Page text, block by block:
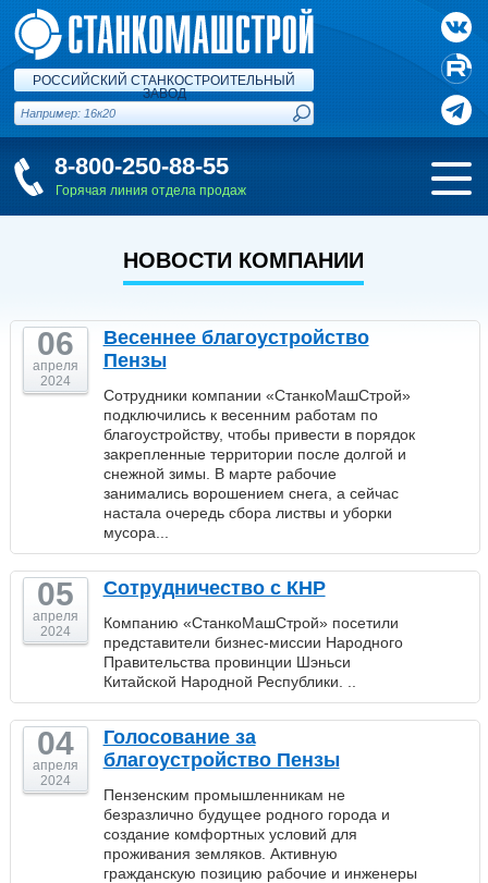
РОССИЙСКИЙ СТАНКОСТРОИТЕЛЬНЫЙ
ЗАВОД
8-800-250-88-55
Горячая линия отдела продаж
НОВОСТИ КОМПАНИИ
06
апреля
2024
Весеннее благоустройство
Пензы
Сотрудники компании «СтанкоМашСтрой»
подключились к весенним работам по
благоустройству, чтобы привести в порядок
закрепленные территории после долгой и
снежной зимы. В марте рабочие
занимались ворошением снега, а сейчас
настала очередь сбора листвы и уборки
мусора...
05
апреля
2024
Сотрудничество с КНР
Компанию «СтанкоМашСтрой» посетили
представители бизнес-миссии Народного
Правительства провинции Шэньси
Китайской Народной Республики. ..
04
апреля
2024
Голосование за
благоустройство Пензы
Пензенским промышленникам не
безразлично будущее родного города и
создание комфортных условий для
проживания земляков. Активную
гражданскую позицию рабочие и инженеры